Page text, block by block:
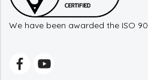
We have been awarded the ISO